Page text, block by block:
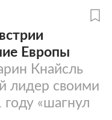
Европы
Кнайсль
лидер своими
«шагнул